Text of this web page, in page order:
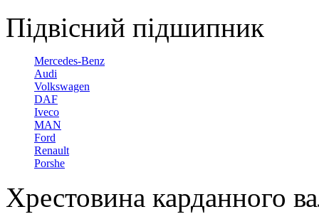
Підвісний підшипник
Mercedes-Benz
Audi
Volkswagen
DAF
Iveco
MAN
Ford
Renault
Porshe
Хрестовина карданного